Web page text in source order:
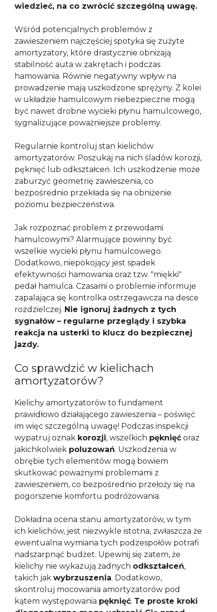
wiedzieć, na co zwrócić szczególną uwagę.
Wśród potencjalnych problemów z
zawieszeniem najczęściej spotyka się zużyte
amortyzatory, które drastycznie obniżają
stabilność auta w zakrętach i podczas
hamowania. Równie negatywny wpływ na
prowadzenie mają uszkodzone sprężyny. Z kolei
w układzie hamulcowym niebezpieczne mogą
być nawet drobne wycieki płynu hamulcowego,
sygnalizujące poważniejsze problemy.
Regularnie kontroluj stan kielichów
amortyzatorów. Poszukaj na nich śladów korozji,
pęknięć lub odkształceń. Ich uszkodzenie może
zaburzyć geometrię zawieszenia, co
bezpośrednio przekłada się na obniżenie
poziomu bezpieczeństwa.
Jak rozpoznać problem z przewodami
hamulcowymi? Alarmujące powinny być
wszelkie wycieki płynu hamulcowego.
Dodatkowo, niepokojący jest spadek
efektywności hamowania oraz tzw. "miękki"
pedał hamulca. Czasami o problemie informuje
zapalająca się kontrolka ostrzegawcza na desce
rozdzielczej. Nie ignoruj żadnych z tych
sygnałów – regularne przeglądy i szybka
reakcja na usterki to klucz do bezpiecznej
jazdy.
Co sprawdzić w kielichach
amortyzatorów?
Kielichy amortyzatorów to fundament
prawidłowo działającego zawieszenia – poświęć
im więc szczególną uwagę! Podczas inspekcji
wypatruj oznak korozji, wszelkich pęknięć oraz
jakichkolwiek poluzowań. Uszkodzenia w
obrębie tych elementów mogą bowiem
skutkować poważnymi problemami z
zawieszeniem, co bezpośrednio przełoży się na
pogorszenie komfortu podróżowania.
Dokładna ocena stanu amortyzatorów, w tym
ich kielichów, jest niezwykle istotna, zwłaszcza że
ewentualna wymiana tych podzespołów potrafi
nadszarpnąć budżet. Upewnij się zatem, że
kielichy nie wykazują żadnych odkształceń,
takich jak wybrzuszenia. Dodatkowo,
skontroluj mocowania amortyzatorów pod
kątem występowania pęknięć. Te proste kroki